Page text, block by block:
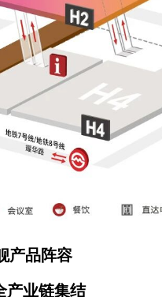
产品阵容
产业链集结